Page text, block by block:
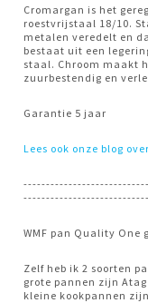
Cromargan is het
roestvrijstaal 18/10.
metalen veredelt en
bestaat uit een
staal. Chroom maakt
zuurbestendig en
Garantie 5 jaar
Lees ook onze blog
WMF pan Quality One
Zelf heb ik 2 soorten
grote pannen zijn
kleine kookpannen